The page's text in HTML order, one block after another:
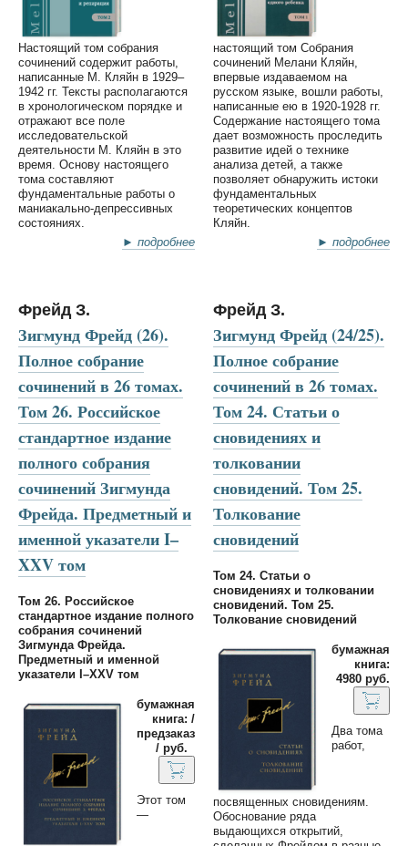
Настоящий том собрания
сочинений содержит работы,
написанные М. Кляйн в 1929–
1942 гг. Тексты располагаются
в хронологическом порядке и
отражают все поле
исследовательской
деятельности М. Кляйн в это
время. Основу настоящего
тома составляют
фундаментальные работы о
маниакально-депрессивных
состояниях.
► подробнее
настоящий том Собрания
сочинений Мелани Кляйн,
впервые издаваемом на
русском языке, вошли работы,
написанные ею в 1920-1928 гг.
Содержание настоящего тома
дает возможность проследить
развитие идей о технике
анализа детей, а также
позволяет обнаружить истоки
фундаментальных
теоретических концептов
Кляйн.
► подробнее
Фрейд З.
Зигмунд Фрейд (26).
Полное собрание
сочинений в 26 томах.
Том 26. Российское
стандартное издание
полного собрания
сочинений Зигмунда
Фрейда. Предметный и
именной указатели I–
XXV том
Том 26. Российское
стандартное издание полного
собрания сочинений
Зигмунда Фрейда.
Предметный и именной
указатели I–XXV том
бумажная
книга: /
предзаказ
/ руб.
Этот том
—
Фрейд З.
Зигмунд Фрейд (24/25).
Полное собрание
сочинений в 26 томах.
Том 24. Статьи о
сновидениях и
толковании
сновидений. Том 25.
Толкование
сновидений
Том 24. Статьи о
сновидениях и толковании
сновидений. Том 25.
Толкование сновидений
бумажная
книга:
4980 руб.
Два тома
работ,
посвященных сновидениям.
Обоснование ряда
выдающихся открытий,